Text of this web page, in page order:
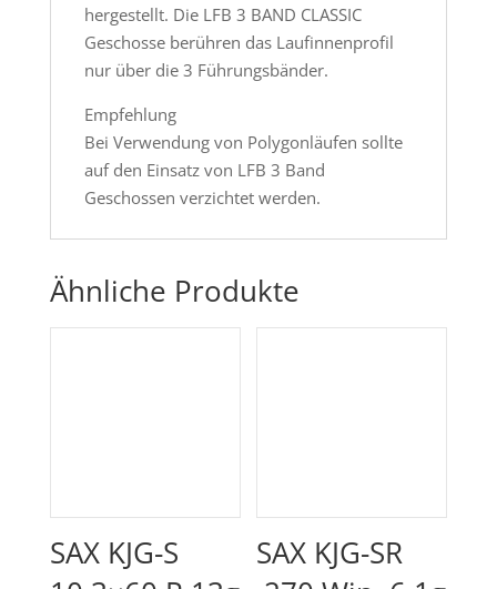
hergestellt. Die LFB 3 BAND CLASSIC
Geschosse berühren das Laufinnenprofil
nur über die 3 Führungsbänder.
Empfehlung
Bei Verwendung von Polygonläufen sollte
auf den Einsatz von LFB 3 Band
Geschossen verzichtet werden.
Ähnliche Produkte
SAX KJG-S
SAX KJG-SR